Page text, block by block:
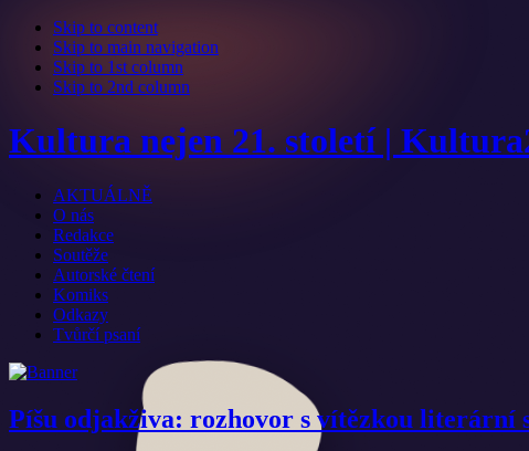
Skip to content
Skip to main navigation
Skip to 1st column
Skip to 2nd column
Kultura nejen 21. století |
AKTUÁLNĚ
O nás
Redakce
Soutěže
Autorské čtení
Komiks
Odkazy
Tvůrčí psaní
Píšu odjakživa: rozhovor s vítězkou literární